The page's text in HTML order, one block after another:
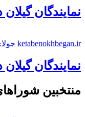
نمایندگان
ketabenokhbegan.ir جولای 11,
نمایندگان
منتخبین